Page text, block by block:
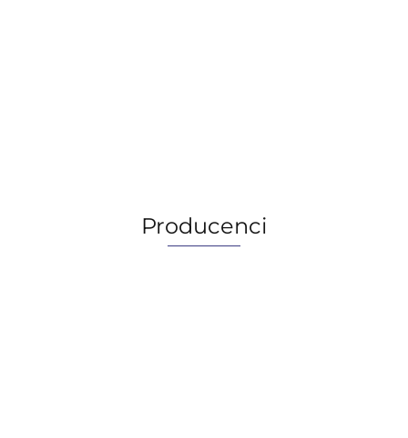
Producenci